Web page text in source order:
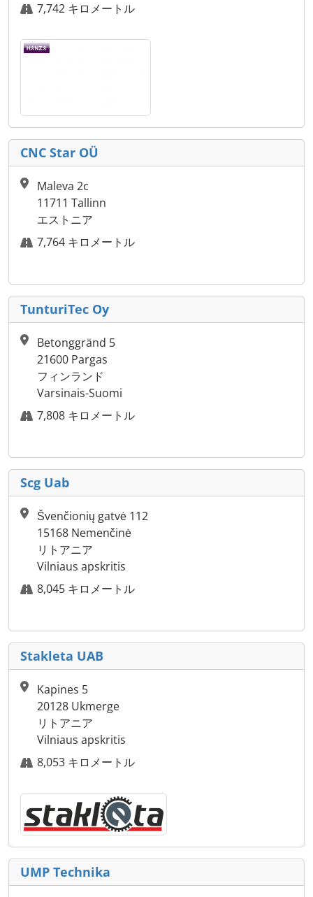
7,742 キロメートル
CNC Star OÜ
Maleva 2c
11711 Tallinn
エストニア
7,764 キロメートル
TunturiTec Oy
Betonggränd 5
21600 Pargas
フィンランド
Varsinais-Suomi
7,808 キロメートル
Scg Uab
Švenčionių gatvė 112
15168 Nemenčinė
リトアニア
Vilniaus apskritis
8,045 キロメートル
Stakleta UAB
Kapines 5
20128 Ukmerge
リトアニア
Vilniaus apskritis
8,053 キロメートル
UMP Technika